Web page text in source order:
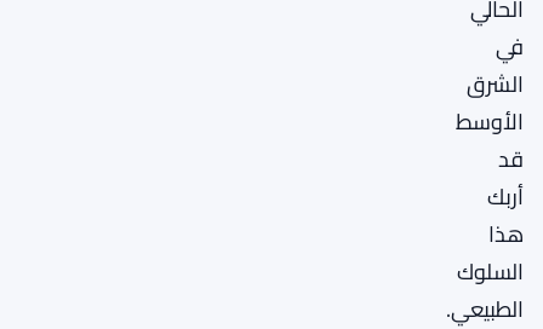
الحالي
في
الشرق
الأوسط
قد
أربك
هذا
السلوك
الطبيعي.